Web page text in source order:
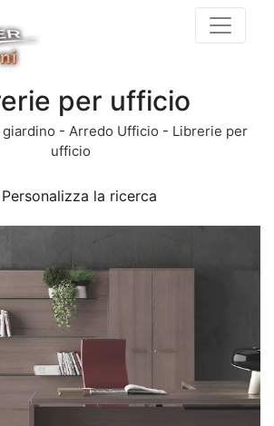
per ufficio
- Arredo Ufficio - Librerie per
ufficio
la ricerca